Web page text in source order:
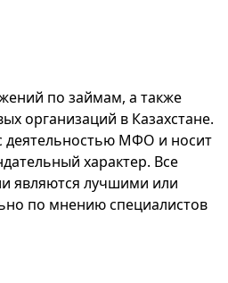
по займам, а также
организаций в Казахстане.
деятельностью МФО и носит
характер. Все
являются лучшими или
по мнению специалистов